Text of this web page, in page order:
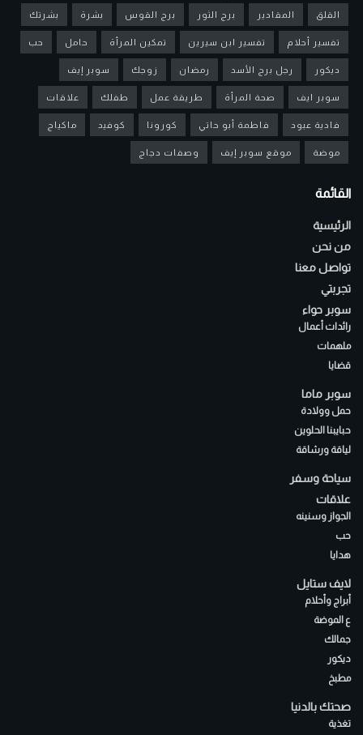
القلق المقادير برج الثور برج القوس بشرة بشرتك
تفسير أحلام تفسير ابن سيرين تمكين المرأة حامل حب
ديكور رجل برج الأسد رمضان زوجك سوبر إيف
سوبر ايف صحة المرأة طريقة عمل طفلك علاقات
فادية عبود فاطمة أبو حاتي كورونا كوفيد ماكياج
موضة موقع سوبر إيف وصفات دجاج
القائمة
الرئيسية
من نحن
تواصل معنا
تجربتي
سوبر حواء
رائدات أعمال
ملهمات
قضايا
سوبر ماما
حمل وولادة
حبايبنا الحلوين
لياقة ورشاقة
سياحة وسفر
علاقات
الجواز وسنينه
حب
هدايا
لايف ستايل
أبراج وأحلام
ع الموضة
جمالك
ديكور
مطبخ
صحتك بالدنيا
تغذية